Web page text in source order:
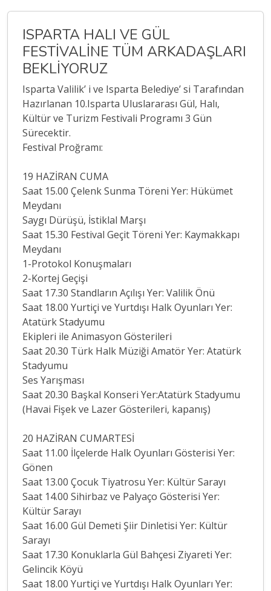
ISPARTA HALI VE GÜL
FESTİVALİNE TÜM ARKADAŞLARI
BEKLİYORUZ
Isparta Valilik’ i ve Isparta Belediye’ si Tarafından
Hazırlanan 10.Isparta Uluslararası Gül, Halı,
Kültür ve Turizm Festivali Programı 3 Gün
Sürecektir.
Festival Proğramı:
19 HAZİRAN CUMA
Saat 15.00 Çelenk Sunma Töreni Yer: Hükümet
Meydanı
Saygı Dürüşü, İstiklal Marşı
Saat 15.30 Festival Geçit Töreni Yer: Kaymakkapı
Meydanı
1-Protokol Konuşmaları
2-Kortej Geçişi
Saat 17.30 Standların Açılışı Yer: Valilik Önü
Saat 18.00 Yurtiçi ve Yurtdışı Halk Oyunları Yer:
Atatürk Stadyumu
Ekipleri ile Animasyon Gösterileri
Saat 20.30 Türk Halk Müziği Amatör Yer: Atatürk
Stadyumu
Ses Yarışması
Saat 20.30 Başkal Konseri Yer:Atatürk Stadyumu
(Havai Fişek ve Lazer Gösterileri, kapanış)
20 HAZİRAN CUMARTESİ
Saat 11.00 İlçelerde Halk Oyunları Gösterisi Yer:
Gönen
Saat 13.00 Çocuk Tiyatrosu Yer: Kültür Sarayı
Saat 14.00 Sihirbaz ve Palyaço Gösterisi Yer:
Kültür Sarayı
Saat 16.00 Gül Demeti Şiir Dinletisi Yer: Kültür
Sarayı
Saat 17.30 Konuklarla Gül Bahçesi Ziyareti Yer:
Gelincik Köyü
Saat 18.00 Yurtiçi ve Yurtdışı Halk Oyunları Yer: